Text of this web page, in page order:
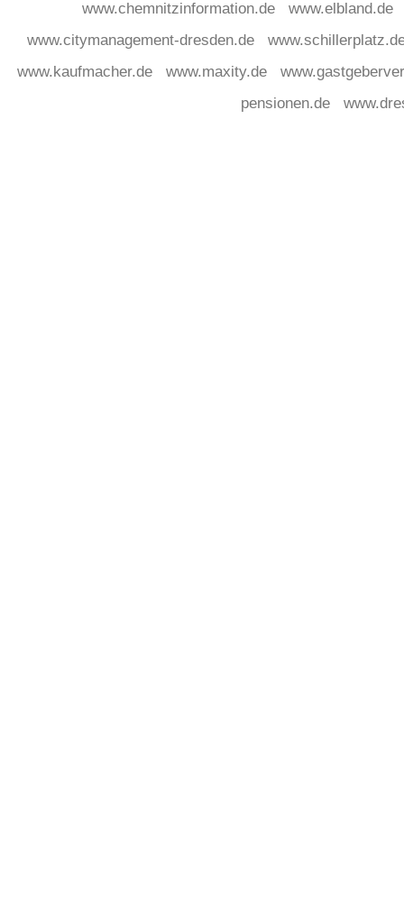
www.chemnitzinformation.de
www.elbland.de
www.citymanagement-dresden.de
www.kaufmacher.de
www.maxity.de
pensionen.de